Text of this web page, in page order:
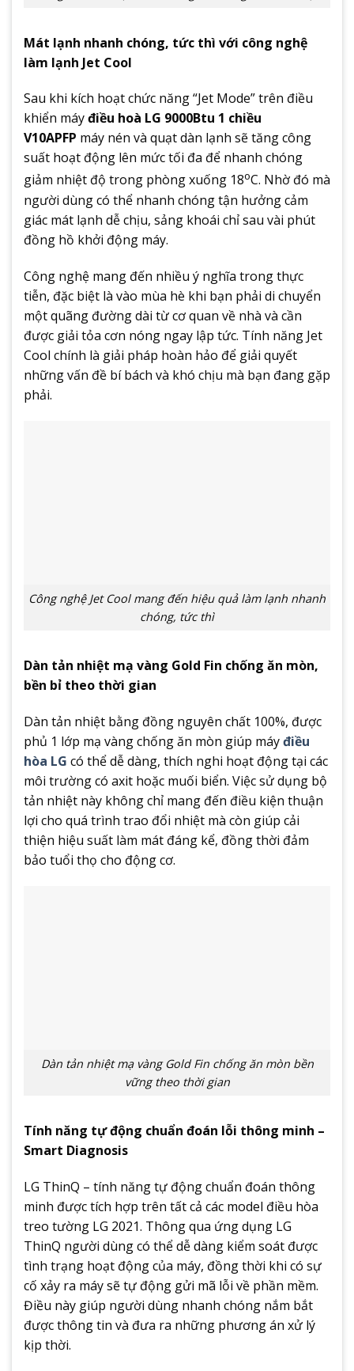
Mát lạnh nhanh chóng, tức thì với công nghệ
làm lạnh Jet Cool
Sau khi kích hoạt chức năng “Jet Mode” trên điều
khiển máyđiều hoà LG 9000Btu 1 chiều
V10APFP máy nén và quạt dàn lạnh sẽ tăng công
suất hoạt động lên mức tối đa để nhanh chóng
giảm nhiệt độ trong phòng xuống 18oC. Nhờ đó mà
người dùng có thể nhanh chóng tận hưởng cảm
giác mát lạnh dễ chịu, sảng khoái chỉ sau vài phút
đồng hồ khởi động máy.
Công nghệ mang đến nhiều ý nghĩa trong thực
tiễn, đặc biệt là vào mùa hè khi bạn phải di chuyển
một quãng đường dài từ cơ quan về nhà và cần
được giải tỏa cơn nóng ngay lập tức. Tính năng Jet
Cool chính là giải pháp hoàn hảo để giải quyết
những vấn đề bí bách và khó chịu mà bạn đang gặp
phải.
Công nghệ Jet Cool mang đến hiệu quả làm lạnh nhanh
chóng, tức thì
Dàn tản nhiệt mạ vàng Gold Fin chống ăn mòn,
bền bỉ theo thời gian
Dàn tản nhiệt bằng đồng nguyên chất 100%, được
phủ 1 lớp mạ vàng chống ăn mòn giúp máyđiều
hòa LG có thể dễ dàng, thích nghi hoạt động tại các
môi trường có axit hoặc muối biển. Việc sử dụng bộ
tản nhiệt này không chỉ mang đến điều kiện thuận
lợi cho quá trình trao đổi nhiệt mà còn giúp cải
thiện hiệu suất làm mát đáng kể, đồng thời đảm
bảo tuổi thọ cho động cơ.
Dàn tản nhiệt mạ vàng Gold Fin chống ăn mòn bền
vững theo thời gian
Tính năng tự động chuẩn đoán lỗi thông minh –
Smart Diagnosis
LG ThinQ – tính năng tự động chuẩn đoán thông
minh được tích hợp trên tất cả các model điều hòa
treo tường LG 2021. Thông qua ứng dụng LG
ThinQ người dùng có thể dễ dàng kiểm soát được
tình trạng hoạt động của máy, đồng thời khi có sự
cố xảy ra máy sẽ tự động gửi mã lỗi về phần mềm.
Điều này giúp người dùng nhanh chóng nắm bắt
được thông tin và đưa ra những phương án xử lý
kịp thời.